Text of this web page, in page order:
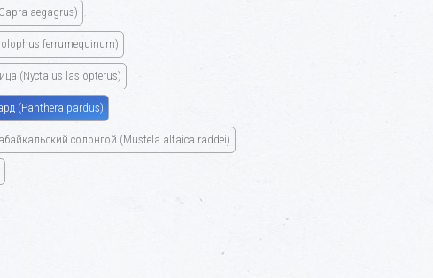
aegagrus)
ferrumequinum)
(Nyctalus lasiopterus)
(Panthera pardus)
солонгой (Mustela altaica raddei)